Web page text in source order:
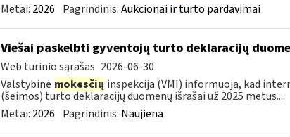
Metai: 2026 Pagrindinis:Aukcionai ir turto pardavimai
Viešai paskelbti gyventojų turto deklaracijų
Web turinio sąrašas 2026-06-30
Valstybinė mokesčių inspekcija (VMI) informuoja, kad
(šeimos) turto deklaracijų duomenų išrašai už 2025 metus....
Metai: 2026 Pagrindinis: Naujiena